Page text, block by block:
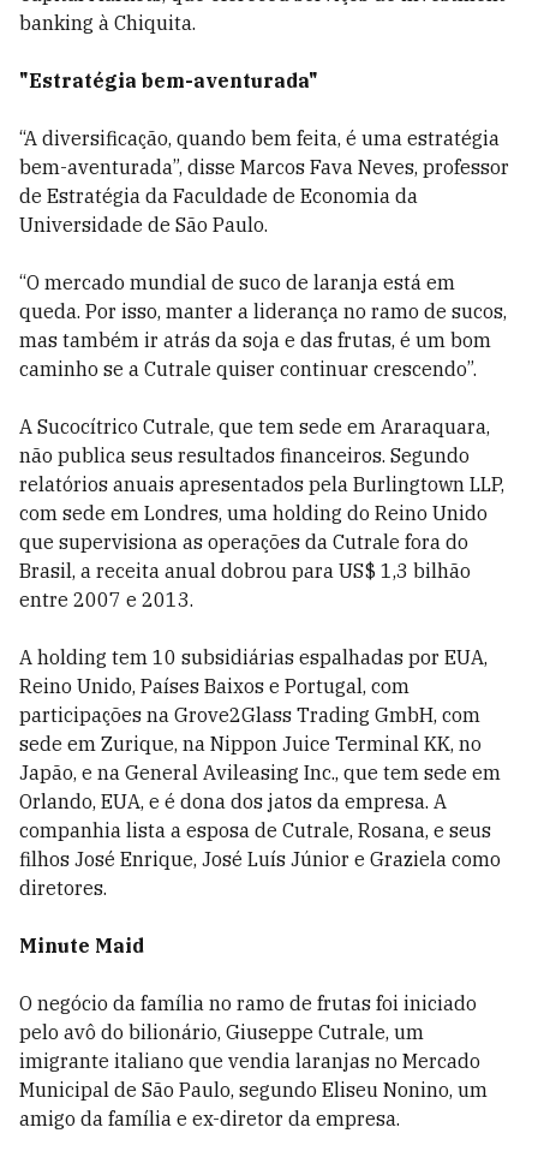
banking à Chiquita.
"Estratégia bem-aventurada"
“A diversificação, quando bem feita, é uma estratégia
bem-aventurada”, disse Marcos Fava Neves, professor
de Estratégia da Faculdade de Economia da
Universidade de São Paulo.
“O mercado mundial de suco de laranja está em
queda. Por isso, manter a liderança no ramo de sucos,
mas também ir atrás da soja e das frutas, é um bom
caminho se a Cutrale quiser continuar crescendo”.
A Sucocítrico Cutrale, que tem sede em Araraquara,
não publica seus resultados financeiros. Segundo
relatórios anuais apresentados pela Burlingtown LLP,
com sede em Londres, uma holding do Reino Unido
que supervisiona as operações da Cutrale fora do
Brasil, a receita anual dobrou para US$ 1,3 bilhão
entre 2007 e 2013.
A holding tem 10 subsidiárias espalhadas por EUA,
Reino Unido, Países Baixos e Portugal, com
participações na Grove2Glass Trading GmbH, com
sede em Zurique, na Nippon Juice Terminal KK, no
Japão, e na General Avileasing Inc., que tem sede em
Orlando, EUA, e é dona dos jatos da empresa. A
companhia lista a esposa de Cutrale, Rosana, e seus
filhos José Enrique, José Luís Júnior e Graziela como
diretores.
Minute Maid
O negócio da família no ramo de frutas foi iniciado
pelo avô do bilionário, Giuseppe Cutrale, um
imigrante italiano que vendia laranjas no Mercado
Municipal de São Paulo, segundo Eliseu Nonino, um
amigo da família e ex-diretor da empresa.